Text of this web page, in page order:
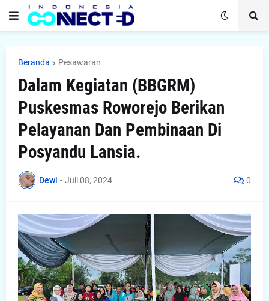
Beranda Pesawaran
Dalam Kegiatan (BBGRM)
Puskesmas Roworejo Berikan
Pelayanan Dan Pembinaan Di
Posyandu Lansia.
Dewi - Juli 08, 2024 0